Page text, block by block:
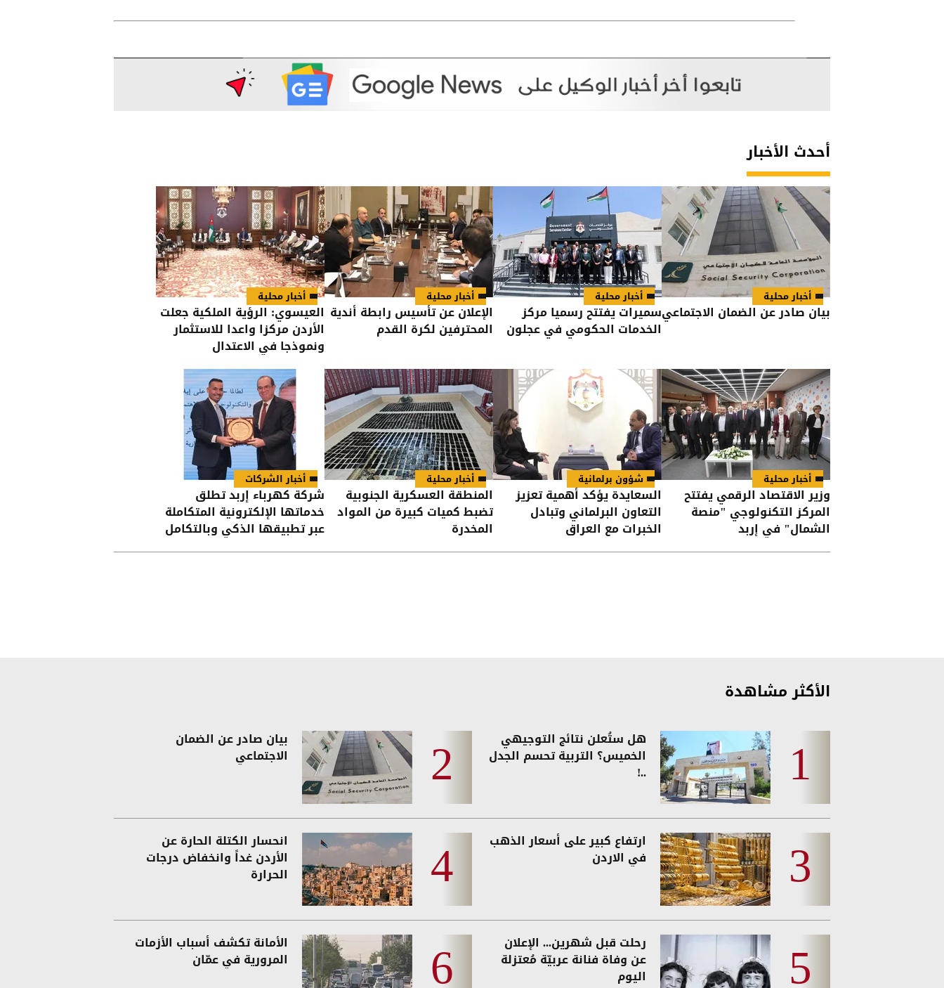
أحدث الأخبار
أخبار محلية
بيان صادر عن الضمان الاجتماعي
أخبار محلية
سميرات يفتتح رسميا مركز
الخدمات الحكومي في عجلون
أخبار محلية
الإعلان عن تأسيس رابطة أندية
المحترفين لكرة القدم
أخبار محلية
العيسوي: الرؤية الملكية جعلت
الأردن مركزا واعدا للاستثمار
ونموذجا في الاعتدال
أخبار محلية
وزير الاقتصاد الرقمي يفتتح
المركز التكنولوجي "منصة
الشمال" في إربد
شؤون برلمانية
السعايدة يؤكد أهمية تعزيز
التعاون البرلماني وتبادل
الخبرات مع العراق
أخبار محلية
المنطقة العسكرية الجنوبية
تضبط كميات كبيرة من المواد
المخدرة
أخبار الشركات
شركة كهرباء إربد تطلق
خدماتها الإلكترونية المتكاملة
عبر تطبيقها الذكي وبالتكامل
الأكثر مشاهدة
هل ستُعلن نتائج التوجيهي
الخميس؟ التربية تحسم الجدل
..!
بيان صادر عن الضمان
الاجتماعي
ارتفاع كبير على أسعار الذهب
في الاردن
انحسار الكتلة الحارة عن
الأردن غداً وانخفاض درجات
الحرارة
رحلت قبل شهرين... الإعلان
عن وفاة فنانة عربيّة مُعتزلة
اليوم
الأمانة تكشف أسباب الأزمات
المرورية في عمّان